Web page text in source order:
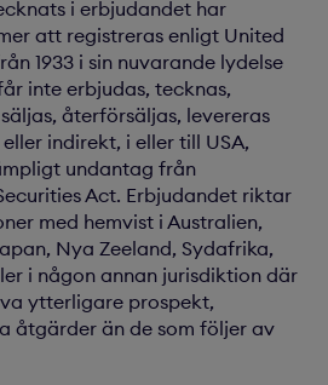
i erbjudandet har
att registreras enligt United
1933 i sin nuvarande lydelse
inte erbjudas, tecknas,
återförsäljas, levereras
indirekt, i eller till USA,
undantag från
Act. Erbjudandet riktar
med hemvist i Australien,
Nya Zeeland, Sydafrika,
i någon annan jurisdiktion där
ytterligare prospekt,
åtgärder än de som följer av